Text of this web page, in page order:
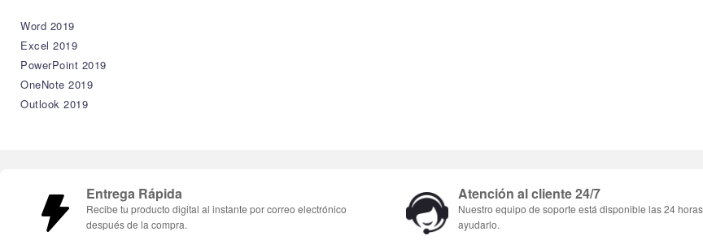
Word 2019
Excel 2019
PowerPoint 2019
OneNote 2019
Outlook 2019
Entrega Rápida
Recibe tu producto digital al instante por correo electrónico
después de la compra.
Atención al cliente 24/7
Nuestro equipo de soporte está disponible las 24
ayudarlo.